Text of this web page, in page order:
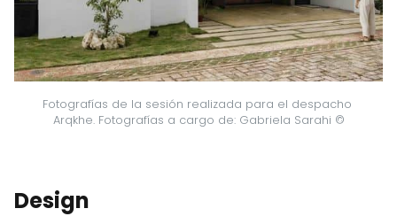
Fotografías de la sesión realizada para el despacho
Arqkhe. Fotografías a cargo de: Gabriela Sarahi ©
Design